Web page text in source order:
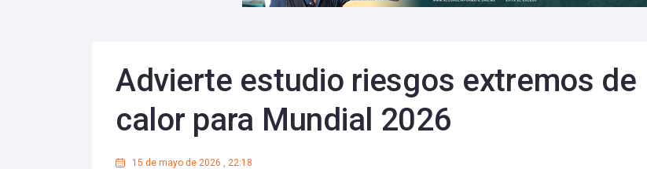
Advierte estudio riesgos extremos de
calor para Mundial 2026
15 de mayo de 2026 , 22:18